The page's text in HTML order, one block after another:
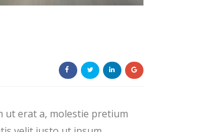
ut erat a, molestie pretium